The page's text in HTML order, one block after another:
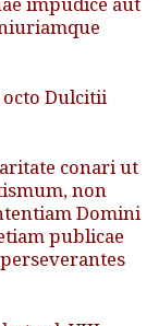
Dulcitii
conari ut
non
Domini
publicae